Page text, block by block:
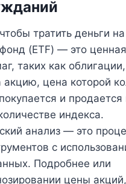
тратить деньги
(ETF) — это
таких как
цена которой
и
индекса.
анализ — это
с
Подробнее или
цены